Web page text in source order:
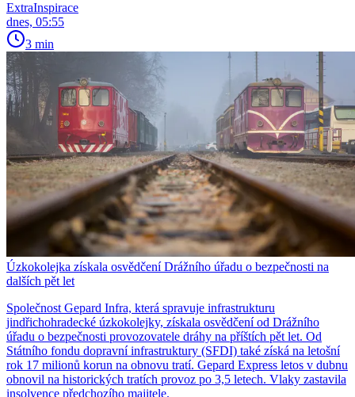
ExtraInspirace
dnes, 05:55
3 min
Úzkokolejka získala osvědčení Drážního úřadu o bezpečnosti na
dalších pět let
Společnost Gepard Infra, která spravuje infrastrukturu
jindřichohradecké úzkokolejky, získala osvědčení od Drážního
úřadu o bezpečnosti provozovatele dráhy na příštích pět let. Od
Státního fondu dopravní infrastruktury (SFDI) také získá na letošní
rok 17 milionů korun na obnovu tratí. Gepard Express letos v dubnu
obnovil na historických tratích provoz po 3,5 letech. Vlaky zastavila
insolvence předchozího majitele.